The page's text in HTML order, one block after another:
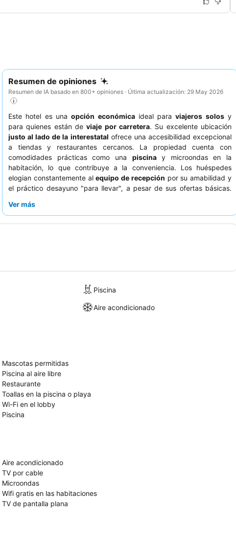
Resumen de opiniones
Resumen de IA basado en 800+ opiniones · Última actualización: 29 May 2026
Este hotel es unaopción económicaideal paraviajeros solosy
para quienes están deviaje por carretera. Su excelente ubicación
justo al lado de la interestatal ofrece una accesibilidad excepcional
a tiendas y restaurantes cercanos. La propiedad cuenta con
comodidades prácticas como una piscinay microondas en la
habitación, lo que contribuye a la conveniencia. Los huéspedes
elogian constantemente alequipo de recepción por su amabilidad y
el práctico desayuno "para llevar", a pesar de sus ofertas básicas.
lejos de la interestatal.
Ver más
Piscina
Aire acondicionado
Mascotas permitidas
Piscina al aire libre
Restaurante
Toallas en la piscina o playa
Wi-Fi en el lobby
Piscina
Aire acondicionado
TV por cable
Microondas
Wifi gratis en las habitaciones
TV de pantalla plana